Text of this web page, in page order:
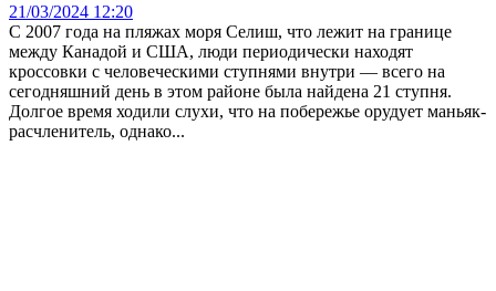
21/03/2024 12:20
С 2007 года на пляжах моря Селиш, что лежит на границе
между Канадой и США, люди периодически находят
кроссовки с человеческими ступнями внутри — всего на
сегодняшний день в этом районе была найдена 21 ступня.
Долгое время ходили слухи, что на побережье орудует маньяк-
расчленитель, однако...